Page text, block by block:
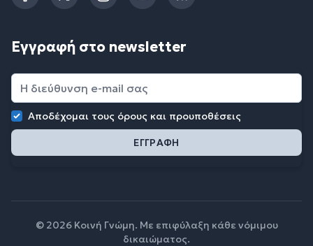
Εγγραφή στο newsletter
Αποδέχομαι τους όρους και προυποθέσεις
© 2026 Κοινή Γνώμη. Με επιφύλαξη κάθε νόμιμου
δικαιώματος.